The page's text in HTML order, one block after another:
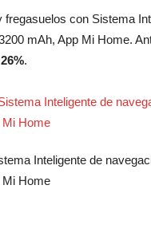
con Sistema
mAh, App Mi Home.
.
Inteligente de
Mi Home